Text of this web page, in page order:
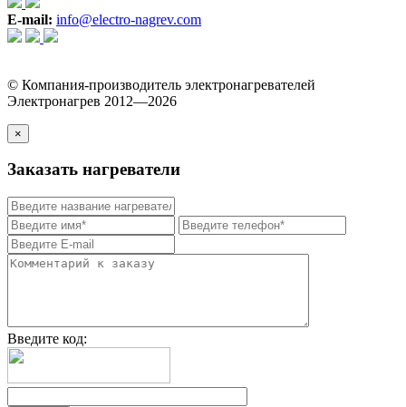
E-mail: info@electro-nagrev.com
© Компания-производитель электронагревателей
Электронагрев 2012—2026
×
Заказать нагреватели
Введите код: